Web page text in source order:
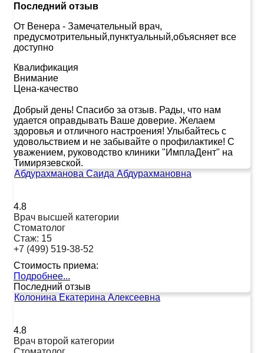
Последний отзыв
От Венера - Замечательный врач,
предусмотрительный,пунктуальный,объясняет все
доступно
Квалификация
Внимание
Цена-качество
Добрый день! Спасибо за отзыв. Рады, что нам
удается оправдывать Ваше доверие. Желаем
здоровья и отличного настроения! Улыбайтесь с
удовольствием и не забывайте о профилактике! С
уважением, руководство клиники "ИмплаДент" на
Тимирязевской.
Абдурахманова Саида Абдурахмановна
4.8
Врач высшей категории
Стоматолог
Стаж: 15
+7 (499) 519-38-52
Стоимость приема:
Подробнее...
Последний отзыв
Колонина Екатерина Алексеевна
4.8
Врач второй категории